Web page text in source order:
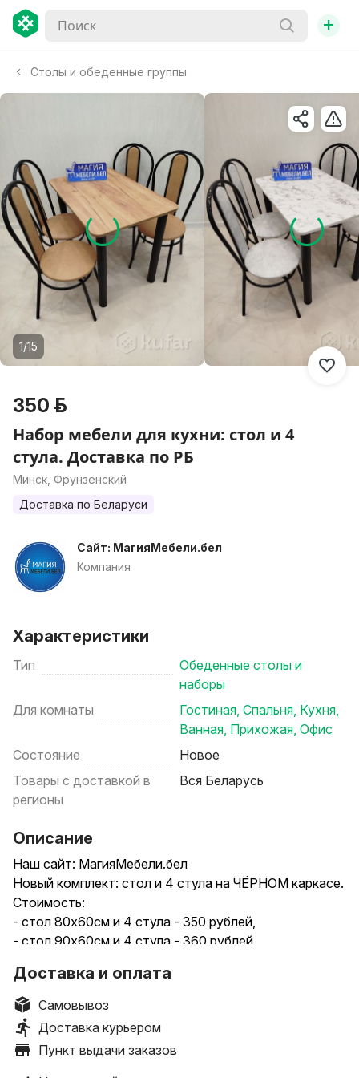
+
Столы и обеденные группы
1/15
350 р.
Набор мебели для кухни: стол и 4
стула. Доставка по РБ
Минск, Фрунзенский
Доставка по Беларуси
Сайт: МагияМебели.бел
Компания
Характеристики
Тип
Обеденные столы и
наборы
Для комнаты
Гостиная, Спальня, Кухня,
Ванная, Прихожая, Офис
Состояние
Новое
Товары с доставкой в
регионы
Вся Беларусь
Описание
Наш сайт: МагияМебели.бел
Новый комплект: стол и 4 стула на ЧЁРНОМ каркасе.
Стоимость:
- стол 80х60см и 4 стула - 350 рублей,
- стол 90х60см и 4 стула - 360 рублей,
- стол 110х70см и 4 стула - 390 рублей.
**Комплекты со стульями обивка-ткань +10 рублей к
стоимости.
Большой выбор расцветок, можно собрать комплект
на ваш вкус.
Доставка и оплата
Самовывоз
Доставка курьером
Пункт выдачи заказов